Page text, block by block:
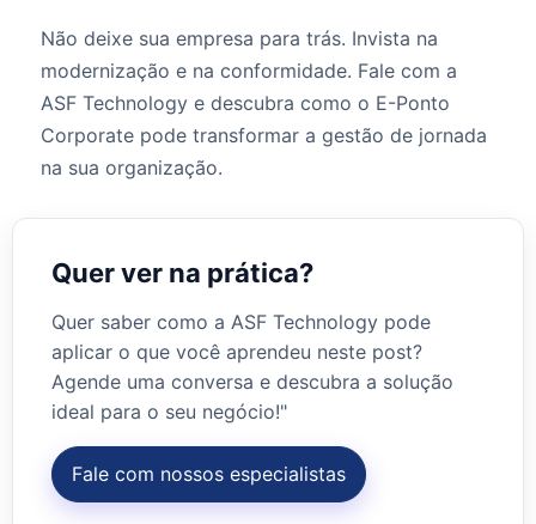
Não deixe sua empresa para trás. Invista na
modernização e na conformidade. Fale com a
ASF Technology e descubra como o E-Ponto
Corporate pode transformar a gestão de jornada
na sua organização.
Quer ver na prática?
Quer saber como a ASF Technology pode
aplicar o que você aprendeu neste post?
Agende uma conversa e descubra a solução
ideal para o seu negócio!"
Fale com nossos especialistas